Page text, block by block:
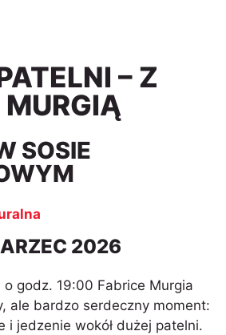
– Z
MURGIĄ
SOSIE
2026
godz. 19:00 Fabrice Murgia
ale bardzo serdeczny moment:
i jedzenie wokół dużej patelni.